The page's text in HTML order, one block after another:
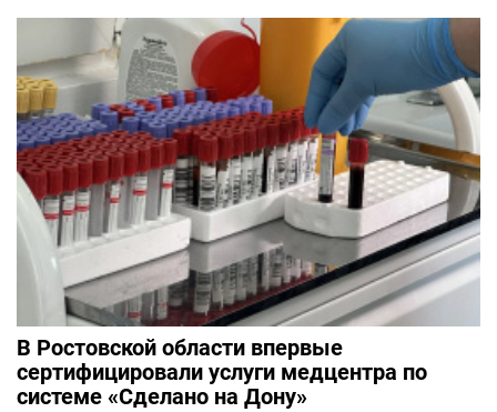
В Ростовской области впервые
сертифицировали услуги медцентра по
системе «Сделано на Дону»